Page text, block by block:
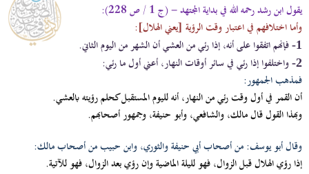
يقول ابن رشد رحمه الله في بداية المجتهد - (ج 1 / ص 228):
وأما اختلافهم في اعتبار وقت الرؤية [يعني الهلال]:
1- فإنهم اتفقوا على أنه، إذا رئي من العشي أن الشهر من اليوم الثاني.
2- واختلفوا إذا رئي في سائر أوقات النهار، أعني أول ما رئي:
فمذهب الجمهور:
أن القمر في أول وقت رئي من النهار، أنه لليوم المستقبل كحلم رؤيته بالعشي.
وبهذا القول قال مالك، والشافعي، وأبو حنيفة، وجمهور أصحابهم.
وقال أبو يوسف: من أصحاب أبي حنيفة والثوري، وابن حبيب من أصحاب مالك:
إذا رؤي الهلال قبل الزوال، فهو لليلة الماضية وإن رؤي بعد الزوال، فهو للآتية.